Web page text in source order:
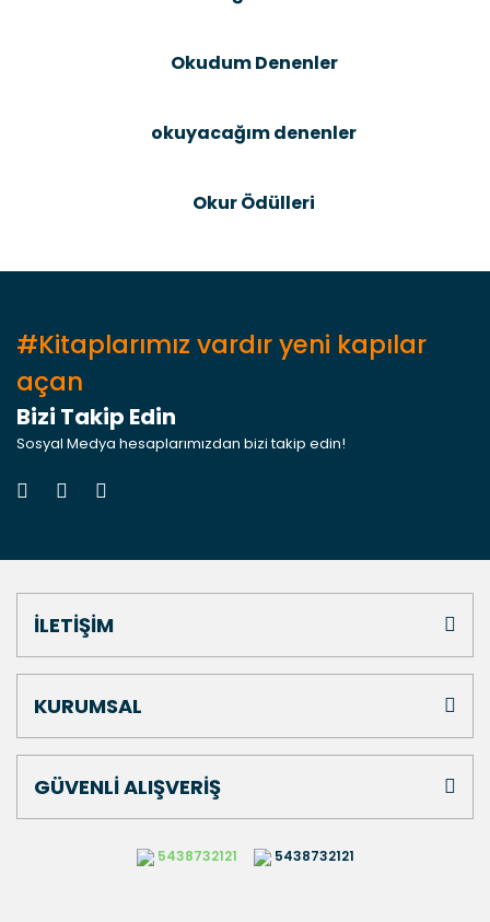
Okudum Denenler
okuyacağım denenler
Okur Ödülleri
#Kitaplarımız vardır yeni kapılar
açan
Bizi Takip Edin
Sosyal Medya hesaplarımızdan bizi takip edin!
İLETİŞİM
KURUMSAL
GÜVENLİ ALIŞVERİŞ
5438732121 5438732121